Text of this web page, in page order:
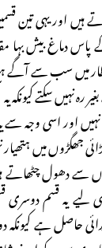
ہیں اور یہی تین
دماغ بیش بہا
میں سب سے آگے
رہ نہیں سکتے کیونکہ
اور اسی وجہ سے
جھگڑوں میں
سے دھول
لیے یہ قسم
حاصل ہے